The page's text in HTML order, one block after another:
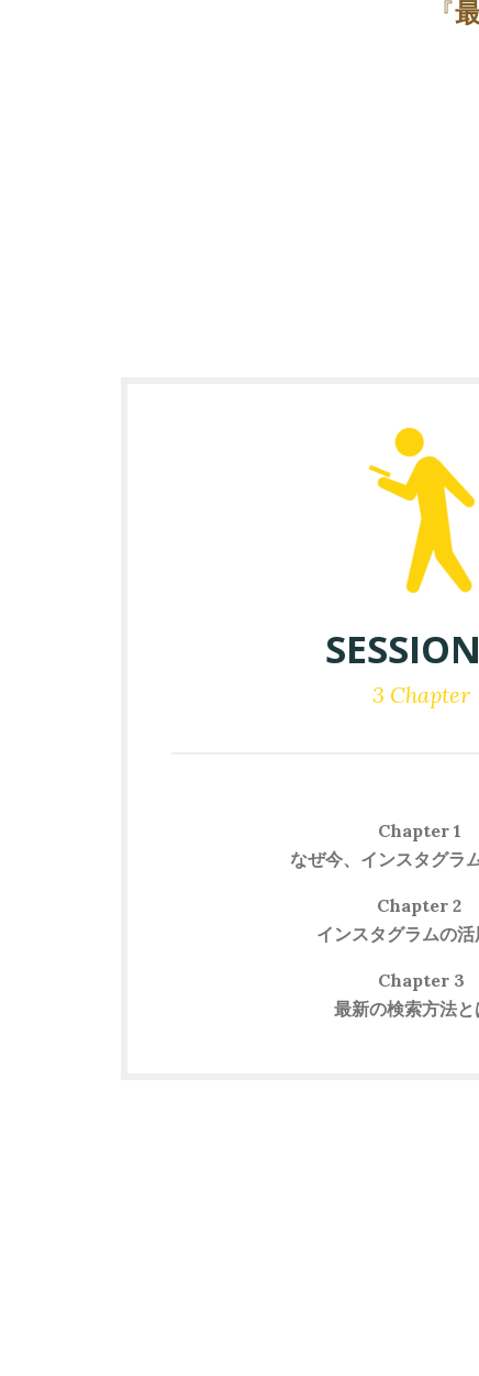
『
3 Chapter
Chapter 1
なぜ今、インスタグラ
Chapter 2
インスタグラムの活
Chapter 3
最新の検索方法と